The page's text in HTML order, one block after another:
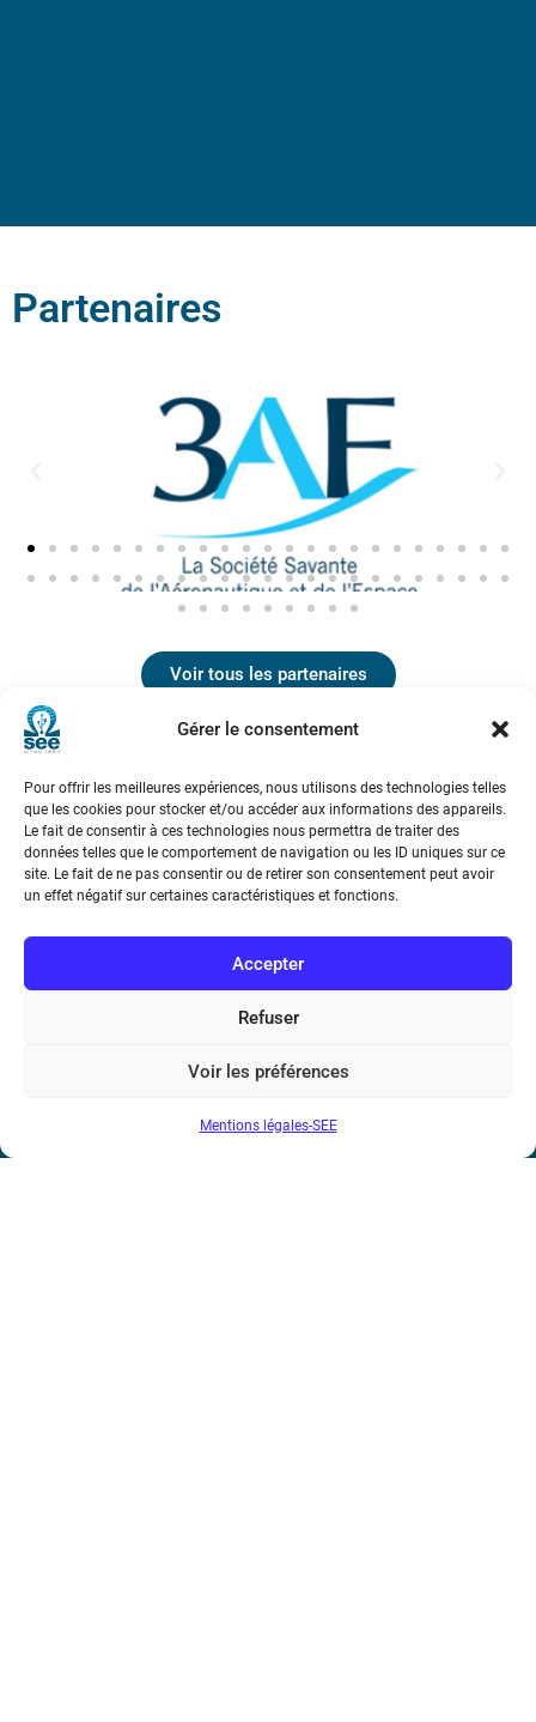
Gérer le consentement
Pour offrir les meilleures expériences, nous utilisons des technologies telles
que les cookies pour stocker et/ou accéder aux informations des appareils.
Le fait de consentir à ces technologies nous permettra de traiter des
données telles que le comportement de navigation ou les ID uniques sur ce
site. Le fait de ne pas consentir ou de retirer son consentement peut avoir
un effet négatif sur certaines caractéristiques et fonctions.
Accepter
Refuser
Voir les préférences
Mentions légales-SEE
Partenaires
Voir tous les partenaires
de l’Information et de la Communication
17 rue de l’Amiral Hamelin75116 Paris